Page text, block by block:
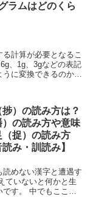
ラムはどのくら
計算が必要となるこ
、1g、3gなどの表記
に変換できるのか理
）の読み方は？
の読み方や意味
捉）の読み方
み・訓読み】
めない漢字と遭遇す
ていないと何かと生
す。 中でもここで